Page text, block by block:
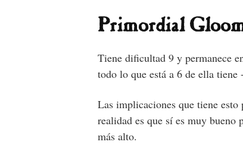
Primordial
Tiene dificultad 9 y permanece
todo lo que está a 6 de ella
Las implicaciones que tiene
realidad es que sí es muy bueno
más alto.